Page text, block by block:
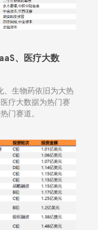
、医疗大数
、生物药依旧为大热
疗大数据为热门赛
门赛道。